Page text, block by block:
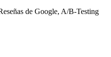
de Google, A/B-Testing